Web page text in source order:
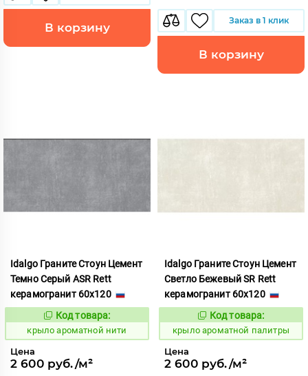
В корзину
Заказ в 1 клик
В корзину
Idalgo Граните Стоун Цемент
Темно Серый ASR Rett
керамогранит 60x120
828435
Код товара:
крыло ароматной нити
Цена
2 600 руб./м²
Idalgo Граните Стоун Цемент
Светло Бежевый SR Rett
керамогранит 60x120
828441
Код товара:
крыло ароматной палитры
Цена
2 600 руб./м²